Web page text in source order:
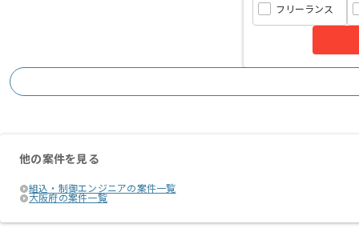
フリーランス
他の案件を見る
組込・制御エンジニアの案件一覧
大阪府の案件一覧